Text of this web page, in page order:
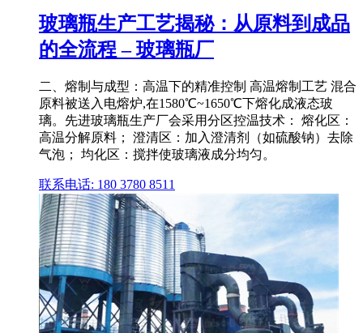
玻璃瓶生产工艺揭秘：从原料到成品
的全流程 – 玻璃瓶厂
二、熔制与成型：高温下的精准控制 高温熔制工艺 混合
原料被送入电熔炉,在1580℃~1650℃下熔化成液态玻
璃。先进玻璃瓶生产厂会采用分区控温技术： 熔化区：
高温分解原料； 澄清区：加入澄清剂（如硫酸钠）去除
气泡； 均化区：搅拌使玻璃液成分均匀。
联系电话: 180 3780 8511